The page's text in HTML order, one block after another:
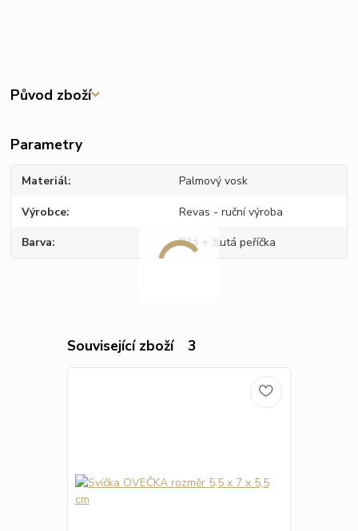
Původ zboží
Parametry
Materiál Palmový vosk
Výrobce Revas - ruční výroba
Barva Bílá + žlutá peříčka
Související zboží 3